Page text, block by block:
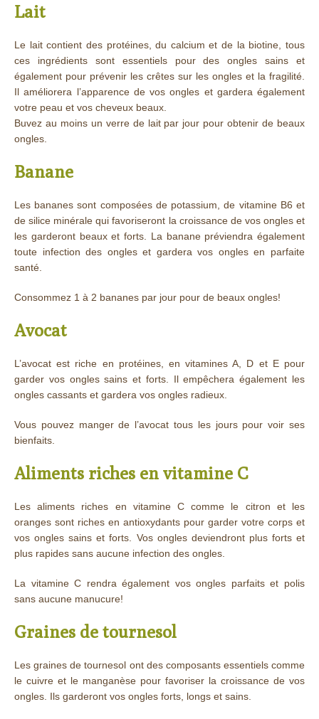
Lait
Le lait contient des protéines, du calcium et de la biotine, tous
ces ingrédients sont essentiels pour des ongles sains et
également pour prévenir les crêtes sur les ongles et la fragilité.
Il améliorera l’apparence de vos ongles et gardera également
votre peau et vos cheveux beaux.
Buvez au moins un verre de lait par jour pour obtenir de beaux
ongles.
Banane
Les bananes sont composées de potassium, de vitamine B6 et
de silice minérale qui favoriseront la croissance de vos ongles et
les garderont beaux et forts. La banane préviendra également
toute infection des ongles et gardera vos ongles en parfaite
santé.
Consommez 1 à 2 bananes par jour pour de beaux ongles!
Avocat
L’avocat est riche en protéines, en vitamines A, D et E pour
garder vos ongles sains et forts. Il empêchera également les
ongles cassants et gardera vos ongles radieux.
Vous pouvez manger de l’avocat tous les jours pour voir ses
bienfaits.
Aliments riches en vitamine C
Les aliments riches en vitamine C comme le citron et les
oranges sont riches en antioxydants pour garder votre corps et
vos ongles sains et forts. Vos ongles deviendront plus forts et
plus rapides sans aucune infection des ongles.
La vitamine C rendra également vos ongles parfaits et polis
sans aucune manucure!
Graines de tournesol
Les graines de tournesol ont des composants essentiels comme
le cuivre et le manganèse pour favoriser la croissance de vos
ongles. Ils garderont vos ongles forts, longs et sains.